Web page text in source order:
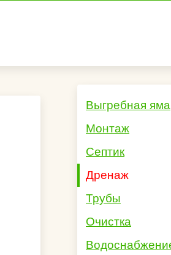
Выгребная яма
Монтаж
Септик
Дренаж
Трубы
Очистка